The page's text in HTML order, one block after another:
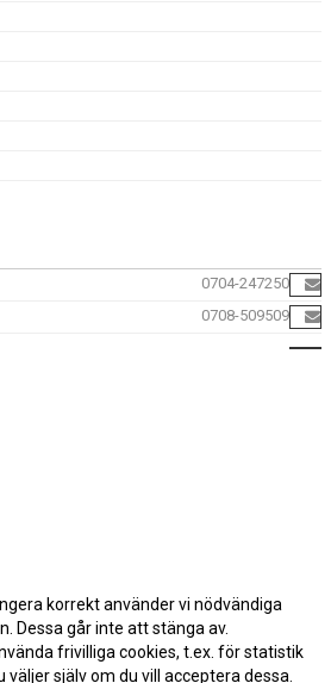
0704-247250
0708-509509
korrekt använder vi nödvändiga
Dessa går inte att stänga av.
frivilliga cookies, t.ex. för statistik
själv om du vill acceptera dessa.